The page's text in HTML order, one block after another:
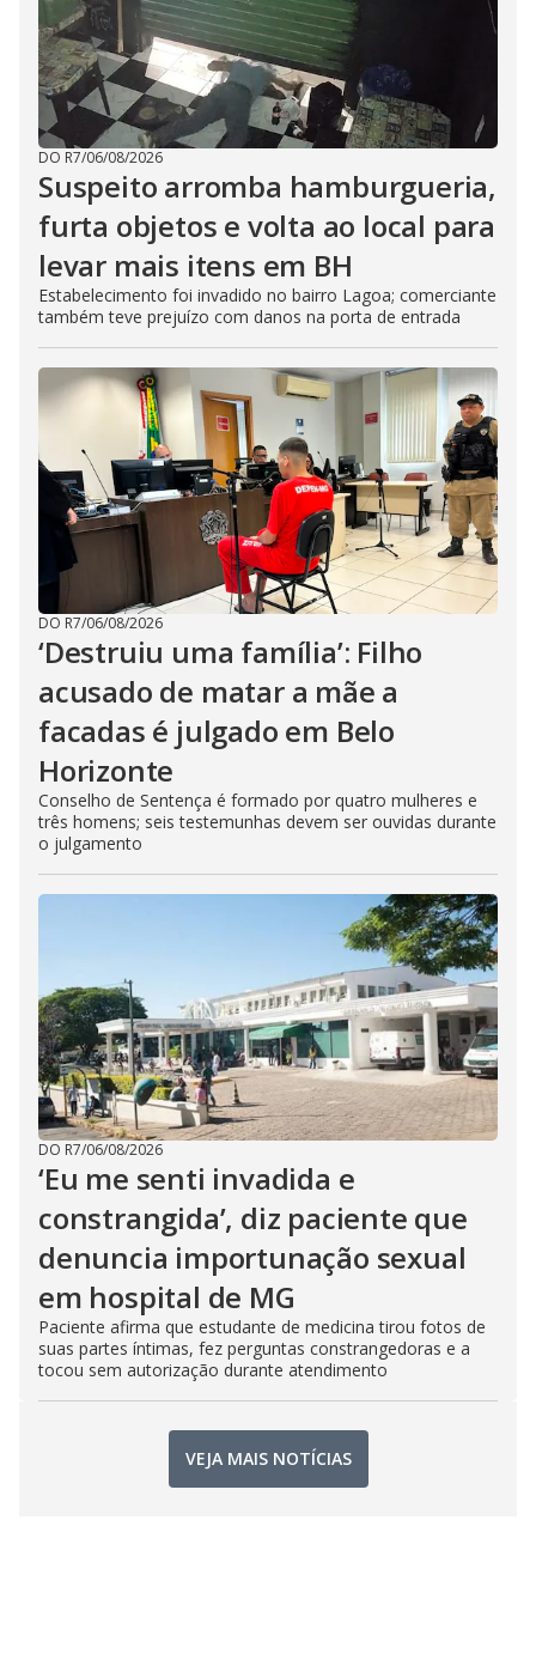
DO R7/06/08/2026
Suspeito arromba hamburgueria,
furta objetos e volta ao local para
levar mais itens em BH
Estabelecimento foi invadido no bairro Lagoa; comerciante
também teve prejuízo com danos na porta de entrada
DO R7/06/08/2026
‘Destruiu uma família’: Filho
acusado de matar a mãe a
facadas é julgado em Belo
Horizonte
Conselho de Sentença é formado por quatro mulheres e
três homens; seis testemunhas devem ser ouvidas durante
o julgamento
DO R7/06/08/2026
‘Eu me senti invadida e
constrangida’, diz paciente que
denuncia importunação sexual
em hospital de MG
Paciente afirma que estudante de medicina tirou fotos de
suas partes íntimas, fez perguntas constrangedoras e a
tocou sem autorização durante atendimento
VEJA MAIS NOTÍCIAS